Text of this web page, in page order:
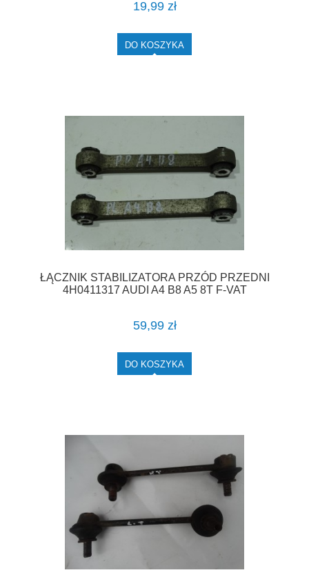
19,99 zł
DO KOSZYKA
ŁĄCZNIK STABILIZATORA PRZÓD PRZEDNI
4H0411317 AUDI A4 B8 A5 8T F-VAT
59,99 zł
DO KOSZYKA